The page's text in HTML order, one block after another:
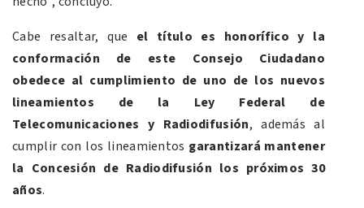
Cabe resaltar, que el título es honorífico y la
conformación de este Consejo Ciudadano
obedece al cumplimiento de uno de los nuevos
lineamientos de la Ley Federal de
Telecomunicaciones y Radiodifusión, además al
cumplir con los lineamientos garantizará mantener
la Concesión de Radiodifusión los próximos 30
años.